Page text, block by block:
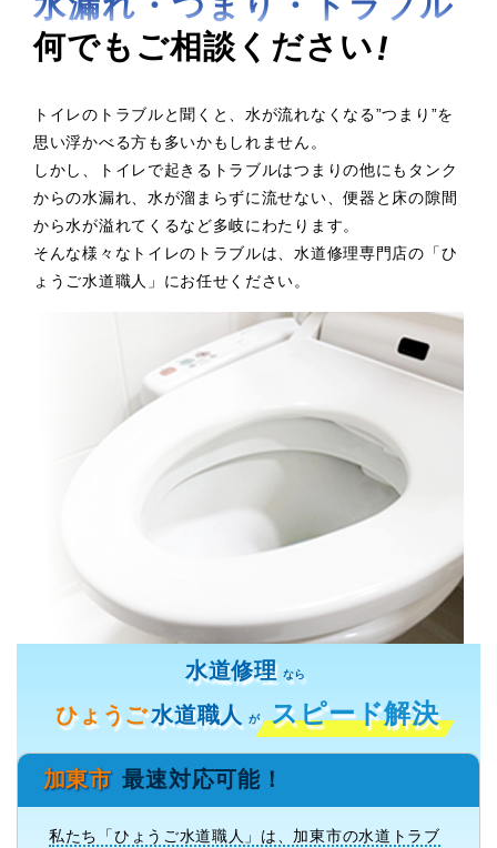
何でもご相談ください!
トイレのトラブルと聞くと、水が流れなくなる”つまり”を
思い浮かべる方も多いかもしれません。
しかし、トイレで起きるトラブルはつまりの他にもタンク
からの水漏れ、水が溜まらずに流せない、便器と床の隙間
から水が溢れてくるなど多岐にわたります。
そんな様々なトイレのトラブルは、水道修理専門店の「ひ
ょうご水道職人」にお任せください。
水道修理 なら
ひょうご水道職人 が スピード解決
加東市 最速対応可能！
私たち「ひょうご水道職人」は、加東市の水道トラブ